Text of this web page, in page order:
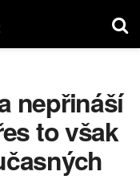
nepřináší
to však